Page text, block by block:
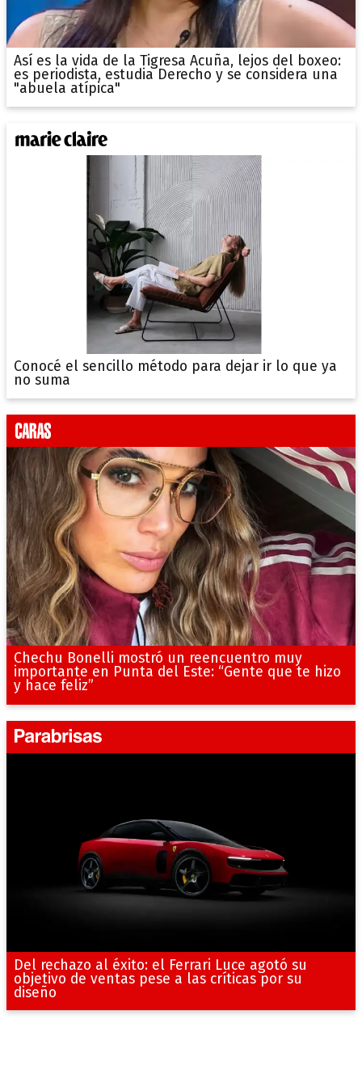
Así es la vida de la Tigresa Acuña, lejos del boxeo:
es periodista, estudia Derecho y se considera una
"abuela atípica"
Conocé el sencillo método para dejar ir lo que ya
no suma
Chechu Bonelli mostró un reencuentro muy
importante en Punta del Este: “Gente que te hizo
y hace feliz”
Del rechazo al éxito: el Ferrari Luce agotó su
objetivo de ventas pese a las críticas por su
diseño